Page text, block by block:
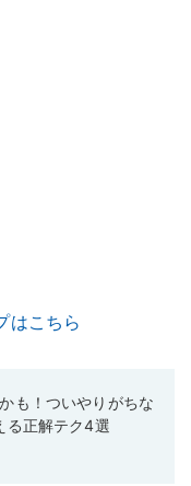
はこちら
も！ついやりがちな
る正解テク4選